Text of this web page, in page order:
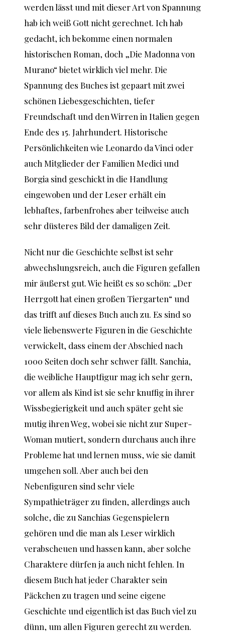
werden lässt und mit dieser Art von Spannung
hab ich weiß Gott nicht gerechnet. Ich hab
gedacht, ich bekomme einen normalen
historischen Roman, doch „Die Madonna von
Murano“ bietet wirklich viel mehr. Die
Spannung des Buches ist gepaart mit zwei
schönen Liebesgeschichten, tiefer
Freundschaft und den Wirren in Italien gegen
Ende des 15. Jahrhundert. Historische
Persönlichkeiten wie Leonardo da Vinci oder
auch Mitglieder der Familien Medici und
Borgia sind geschickt in die Handlung
eingewoben und der Leser erhält ein
lebhaftes, farbenfrohes aber teilweise auch
sehr düsteres Bild der damaligen Zeit.
Nicht nur die Geschichte selbst ist sehr
abwechslungsreich, auch die Figuren gefallen
mir äußerst gut. Wie heißt es so schön: „Der
Herrgott hat einen großen Tiergarten“ und
das trifft auf dieses Buch auch zu. Es sind so
viele liebenswerte Figuren in die Geschichte
verwickelt, dass einem der Abschied nach
1000 Seiten doch sehr schwer fällt. Sanchia,
die weibliche Hauptfigur mag ich sehr gern,
vor allem als Kind ist sie sehr knuffig in ihrer
Wissbegierigkeit und auch später geht sie
mutig ihren Weg, wobei sie nicht zur Super-
Woman mutiert, sondern durchaus auch ihre
Probleme hat und lernen muss, wie sie damit
umgehen soll. Aber auch bei den
Nebenfiguren sind sehr viele
Sympathieträger zu finden, allerdings auch
solche, die zu Sanchias Gegenspielern
gehören und die man als Leser wirklich
verabscheuen und hassen kann, aber solche
Charaktere dürfen ja auch nicht fehlen. In
diesem Buch hat jeder Charakter sein
Päckchen zu tragen und seine eigene
Geschichte und eigentlich ist das Buch viel zu
dünn, um allen Figuren gerecht zu werden.